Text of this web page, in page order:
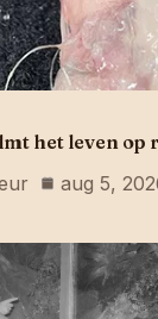
het leven op
aug 5,